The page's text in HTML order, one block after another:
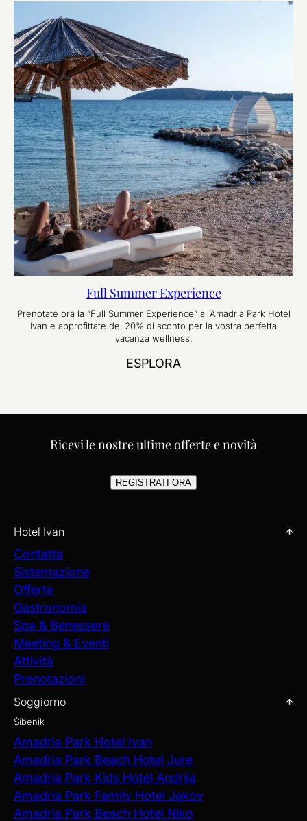
Full Summer Experience
Prenotate ora la “Full Summer Experience” all’Amadria Park Hotel
Ivan e approfittate del 20% di sconto per la vostra perfetta
vacanza wellness.
ESPLORA
Ricevi le nostre ultime offerte e novità
REGISTRATI ORA
Hotel Ivan
Contatta
Sistemazione
Offerte
Gastronomia
Spa & Benessere
Meeting & Eventi
Attività
Prenotazioni
Soggiorno
Šibenik
Amadria Park Hotel Ivan
Amadria Park Beach Hotel Jure
Amadria Park Kids Hotel Andrija
Amadria Park Family Hotel Jakov
Amadria Park Beach Hotel Niko